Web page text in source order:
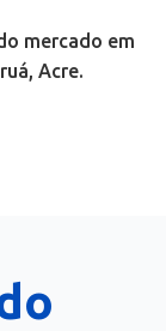
mercado em
Acre.